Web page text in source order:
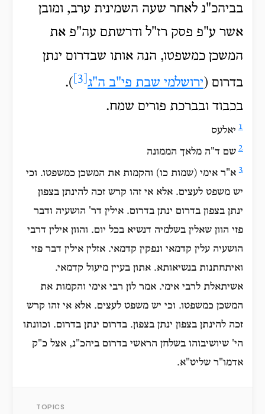
בביהכ"נ לאחר שעה השמינית ערב, ומובן
אשר ע"פ פסק רז"ל ודרשתם עה"פ את
המשכן כמשפטו, הנה אותו שבדרום ינתן
בדרום (ירושלמי שבת פי"ב ה"ג
).
בכבוד ובברכת פורים שמח.
1 יאלעס
2 שם ד"ה מלאך הממונה
3 א"ר אימי (שמות כו) והקמות את המשכן כמשפטו. וכי
יש משפט לעצים. אלא אי זהו קרש זכה להינתן בצפון
ינתן בצפון בדרום ינתן בדרום. אילין דר' הושעיה ודבר
פזי הוון שאלין בשלמיה דנשיא בכל יום. והוון אילין דרבי
הושעיה עלין קדמאי ונפקין קדמאי. אזלין אילין דבר פזי
ואיתחתנות בנשיאותא. אתון בעיין מיעול קדמאי.
אשיתאלת לרבי אימי. אמר לון רבי אימי והקמות את
המשכן כמשפטו. וכי יש משפט לעצים. אלא אי זהו קרש
זכה להינתן בצפון ינתן בצפון. בדרום ינתן בדרום. וכוונתו
הי' שיושיבוהו בשלחן הראשי בדרום ביהכ"נ, אצל כ"ק
אדמו"ר שליט"א.
TOPICS